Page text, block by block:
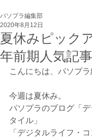
夏休みピック
年前期人気記
パソプラ編集部
2020年8月12日
こんにちは、パソプラ
今週は夏休み。
パソプラのブログ「
タイル」
「デジタルライフ・